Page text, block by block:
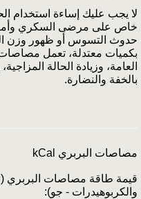
لا يجب عليك إساءة استخدام
خاص على مرضى السكري
حدوث التسوس أو ظهور وزن
بكميات معتدلة، تعمل
العامة، وزيادة الحالة
بالخفة والنضارة.
مصاصات البربري kCal
قيمة طاقة مصاصات البربري
والكربوهيدرات - جو):